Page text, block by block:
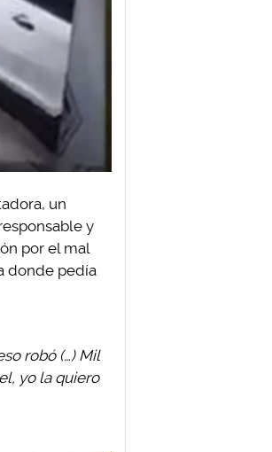
un
y
por el mal
donde pedía
robó (…) Mil
yo la quiero